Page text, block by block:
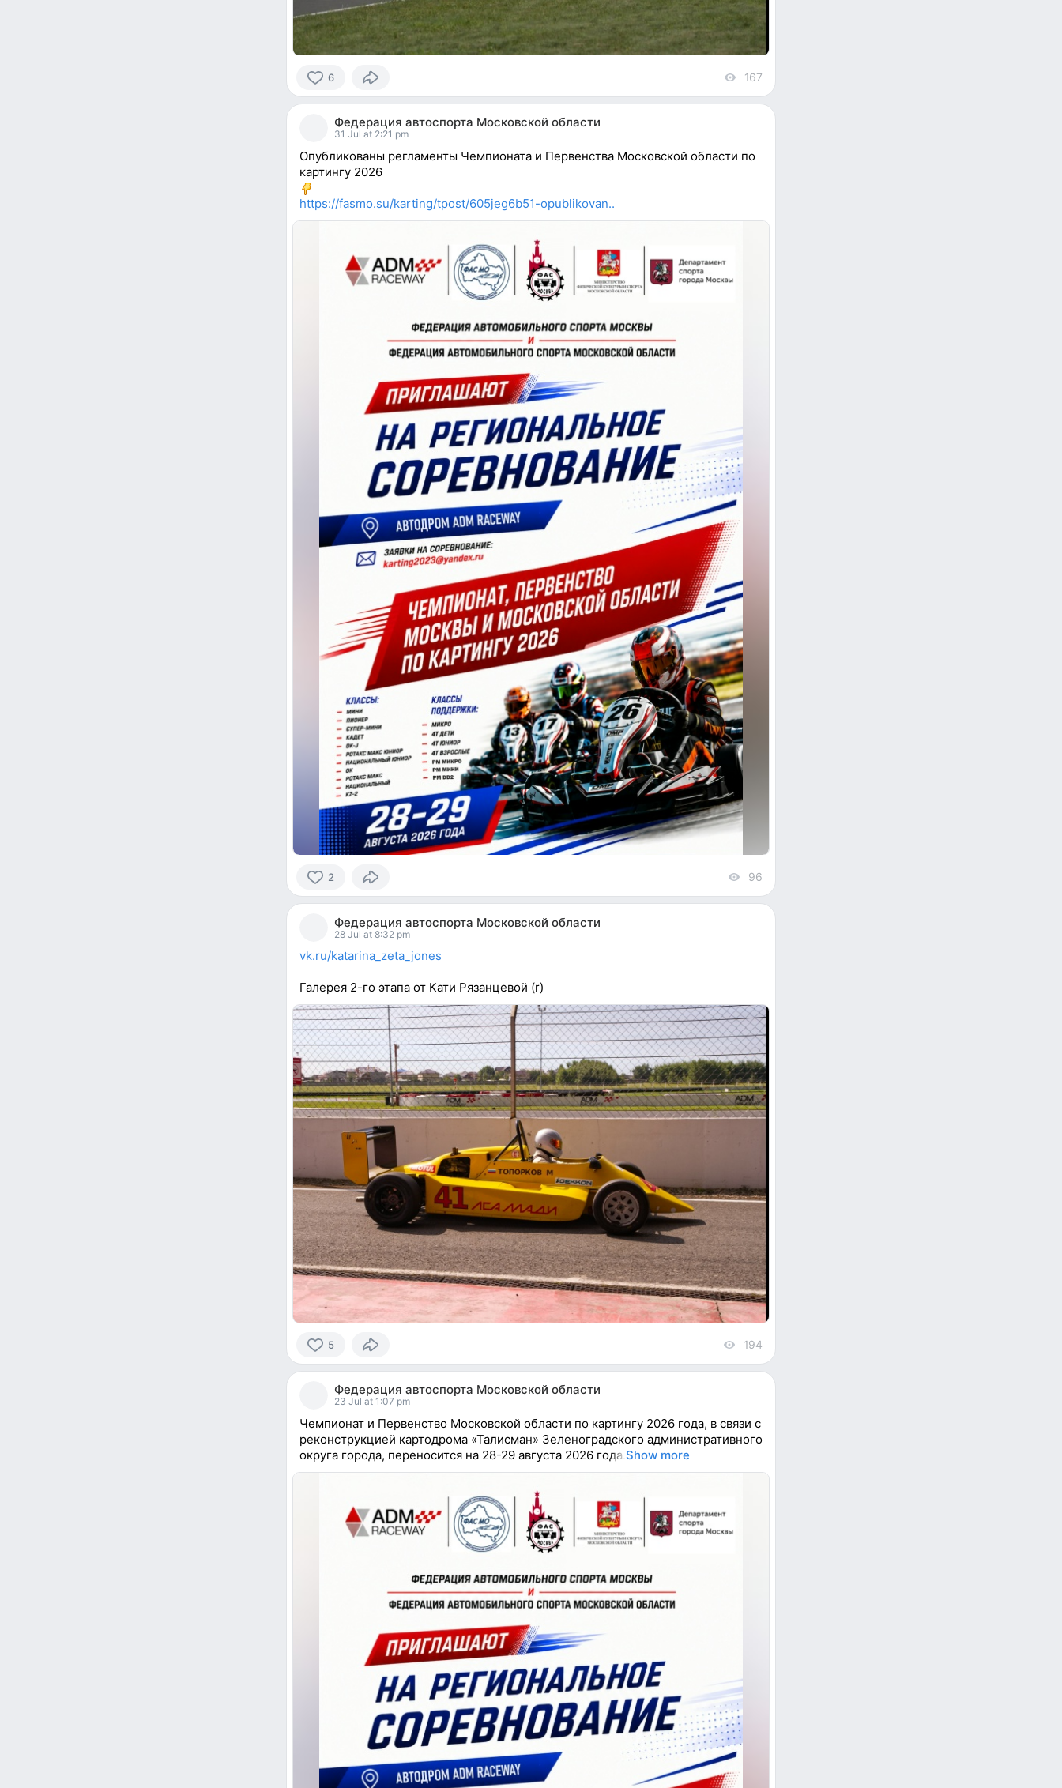
6
6
reacted
167
Федерация автоспорта Московской области
31 Jul at 2:21 pm
Опубликованы регламенты Чемпионата и Первенства Московской области по
картингу 2026
https://fasmo.su/karting/tpost/605jeg6b51-opublikovan..
2
2
reacted
96
Федерация автоспорта Московской области
28 Jul at 8:32 pm
vk.ru/katarina_zeta_jones
Галерея 2-го этапа от Кати Рязанцевой (r)
5
5
reacted
194
Федерация автоспорта Московской области
23 Jul at 1:07 pm
Чемпионат и Первенство Московской области по картингу 2026 года, в связи с
реконструкцией картодрома «Талисман» Зеленоградского административного
округа города, переносится на 28-29 августа 2026 года. Show more